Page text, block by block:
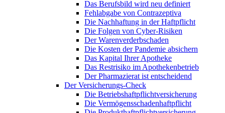
Das Berufsbild wird neu definiert
Fehlabgabe von Contrazeptiva
Die Nachhaftung in der Haftpflicht
Die Folgen von Cyber-Risiken
Der Warenverderbschaden
Die Kosten der Pandemie absichern
Das Kapital Ihrer Apotheke
Das Restrisiko im Apothekenbetrieb
Der Pharmazierat ist entscheidend
Der Versicherungs-Check
Die Betriebshaftpflichtversicherung
Die Vermögensschadenhaftpflicht